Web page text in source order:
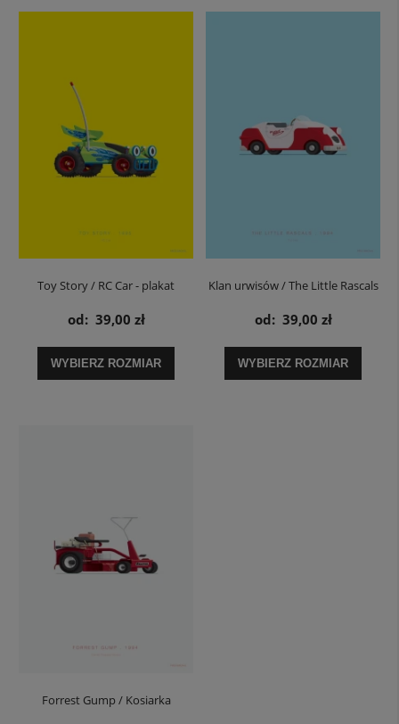
Toy Story / RC Car - plakat
od: 39,00 zł
WYBIERZ ROZMIAR
Klan urwisów / The Little Rascals
The Blur - plakat
od: 39,00 zł
WYBIERZ ROZMIAR
Forrest Gump / Kosiarka